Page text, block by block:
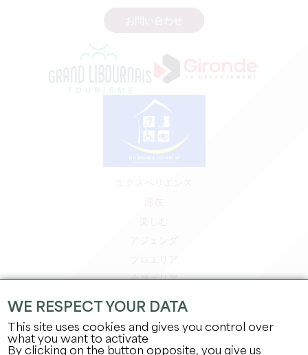
会員エリア
プレスエリア
法的情報
WE RESPECT YOUR DATA
This site uses cookies and gives you control over
what you want to activate
By clicking on the button opposite, you give us